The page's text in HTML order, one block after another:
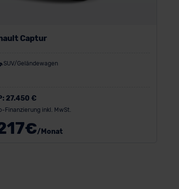
Captur
SUV/Geländewagen
27.450 €
Finanzierung inkl. MwSt.
€/Monat